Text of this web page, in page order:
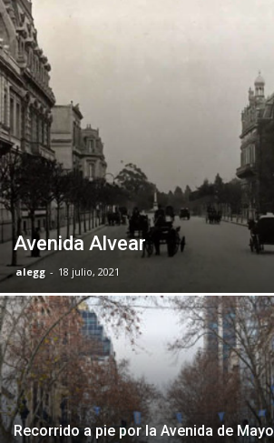
Avenida Alvear
alegg - 18 julio, 2021
Recorrido a pie por la Avenida de Mayo